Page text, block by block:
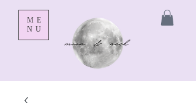
ME
NU